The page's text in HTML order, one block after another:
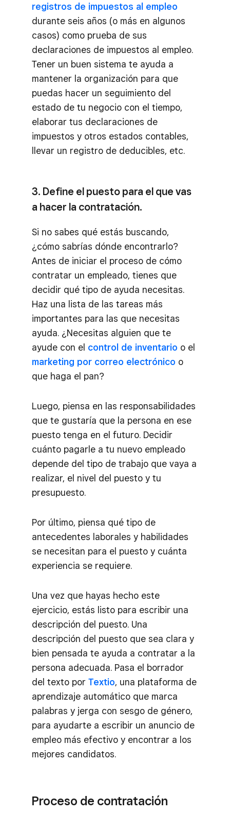
registros de impuestos al empleo
durante seis años (o más en algunos
casos) como prueba de sus
declaraciones de impuestos al empleo.
Tener un buen sistema te ayuda a
mantener la organización para que
puedas hacer un seguimiento del
estado de tu negocio con el tiempo,
elaborar tus declaraciones de
impuestos y otros estados contables,
llevar un registro de deducibles, etc.
3. Define el puesto para el que vas
a hacer la contratación.
Si no sabes qué estás buscando,
¿cómo sabrías dónde encontrarlo?
Antes de iniciar el proceso de cómo
contratar un empleado, tienes que
decidir qué tipo de ayuda necesitas.
Haz una lista de las tareas más
importantes para las que necesitas
ayuda. ¿Necesitas alguien que te
ayude con el control de inventario o el
marketing por correo electrónico o
que haga el pan?
Luego, piensa en las responsabilidades
que te gustaría que la persona en ese
puesto tenga en el futuro. Decidir
cuánto pagarle a tu nuevo empleado
depende del tipo de trabajo que vaya a
realizar, el nivel del puesto y tu
presupuesto.
Por último, piensa qué tipo de
antecedentes laborales y habilidades
se necesitan para el puesto y cuánta
experiencia se requiere.
Una vez que hayas hecho este
ejercicio, estás listo para escribir una
descripción del puesto. Una
descripción del puesto que sea clara y
bien pensada te ayuda a contratar a la
persona adecuada. Pasa el borrador
del texto por Textio, una plataforma de
aprendizaje automático que marca
palabras y jerga con sesgo de género,
para ayudarte a escribir un anuncio de
empleo más efectivo y encontrar a los
mejores candidatos.
Proceso de contratación